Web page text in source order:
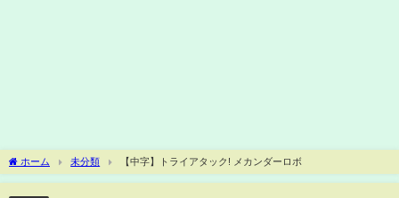
ホーム 未分類 【中字】トライアタック! メカンダーロボ